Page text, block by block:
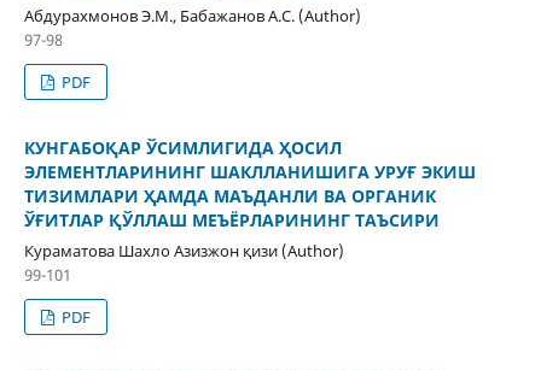
Абдурахмонов Э.М., Бабажанов А.С. (Author)
97-98
PDF
КУНГАБОҚАР ЎСИМЛИГИДА ҲОСИЛ
ЭЛЕМЕНТЛАРИНИНГ ШАКЛЛАНИШИГА УРУҒ ЭКИШ
ТИЗИМЛАРИ ҲАМДА МАЪДАНЛИ ВА ОРГАНИК
ЎҒИТЛАР ҚЎЛЛАШ МЕЪЁРЛАРИНИНГ ТАЪСИРИ
Кураматова Шахло Азизжон қизи (Author)
99-101
PDF